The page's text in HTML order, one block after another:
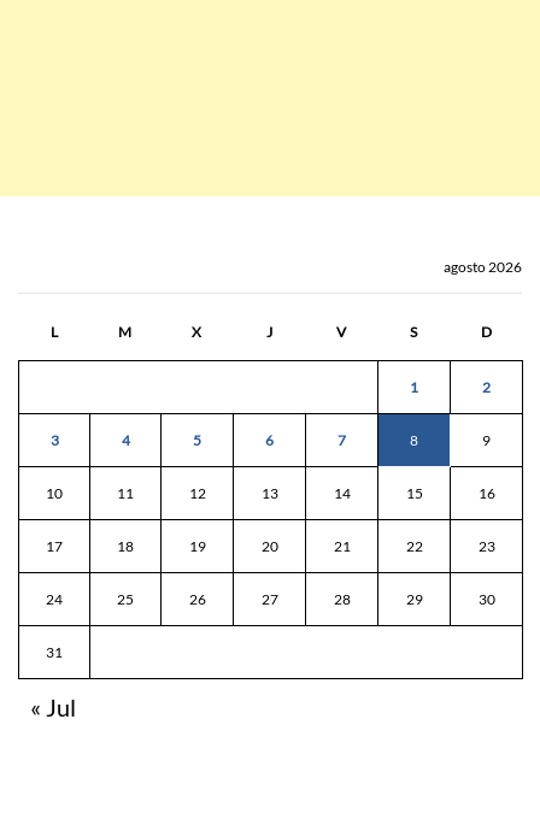
agosto 2026
L M X J V S D
1 2
3 4 5 6 7 8 9
10 11 12 13 14 15 16
17 18 19 20 21 22 23
24 25 26 27 28 29 30
31
« Jul